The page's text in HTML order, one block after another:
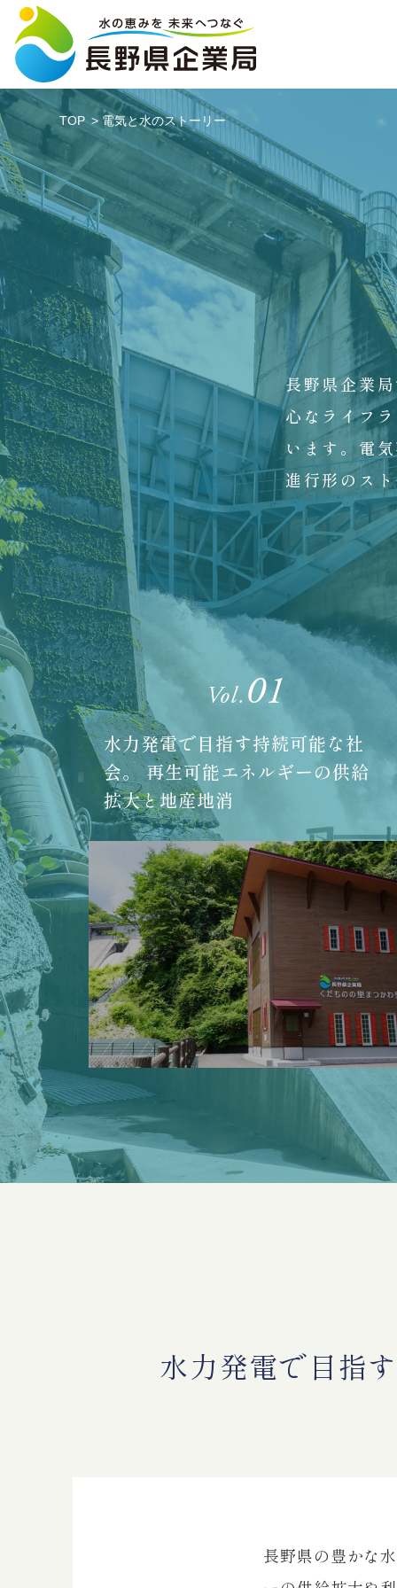
長野県企業
心なライフ
います。電
進行形のス
Vol. 01
水力発電で目指す持続可能な社
会。 再生可能エネルギーの供給
拡大と地産地消
TOP 電気と水のストーリー
水力発電で目指
長野県の豊かな